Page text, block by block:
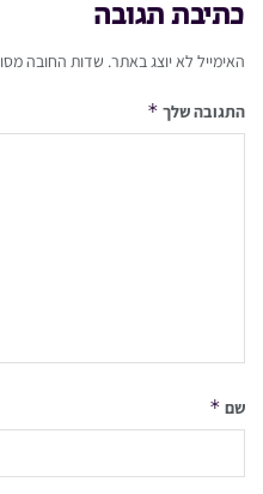
כתיבת תגובה
האימייל לא יוצג באתר. שדות החובה
התגובה שלך *
שם *